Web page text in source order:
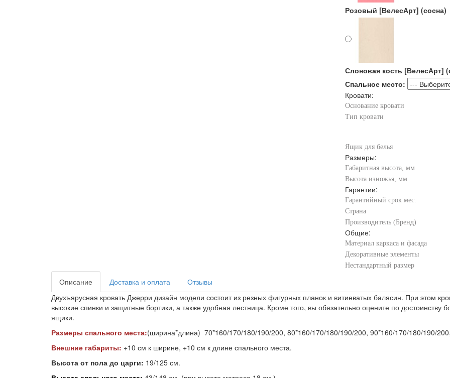
Розовый [ВелесАрт] (сосна)
Слоновая кость [ВелесАрт]
Спальное место:
Кровати:
Основание кровати
Тип кровати
Ящик для белья
Размеры:
Габаритная высота, мм
Высота изножья, мм
Гарантии:
Гарантийный срок мес.
Страна
Производитель (Бренд)
Общие:
Материал каркаса и фасада
Декоративные элементы
Нестандартный размер
Описание Доставка и оплата
Отзывы
Двухъярусная кровать Джерри дизайн модели состоит из резных фигурных планок и витиеватых балясин. При этом
высокие спинки и защитные бортики, а также удобная лестница. Кроме того, вы обязательно оцените по
ящики.
Размеры спального места:(ширина*длина) 70*160/170/180/190/200, 80*160/170/180/190/200, 90*160/170/180/190/
Внешние габариты: +10 см к ширине, +10 см к длине спального места.
Высота от пола до царги: 19/125 см.